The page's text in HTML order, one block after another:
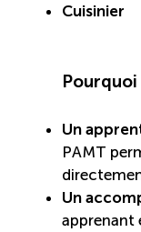
Diagnostic
Programme
touristiques
Valorisation
Cuisinier
Pourquoi
Un
PAMT
Un
apprenant